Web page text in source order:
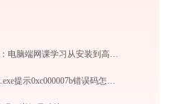
学而思PC版完全使用指南：电脑端网课学习从安装到高效上课（2026最新）